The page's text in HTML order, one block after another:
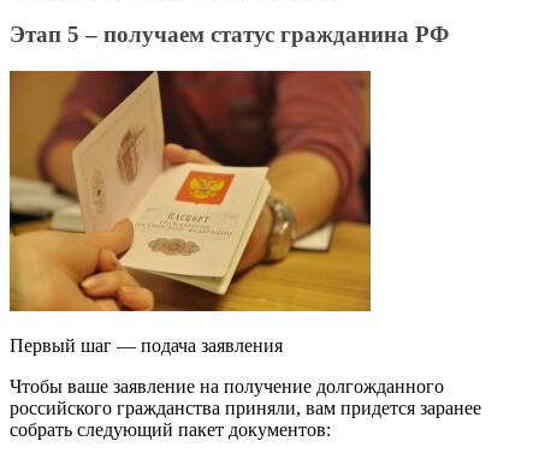
Этап 5 – получаем статус гражданина РФ
Первый шаг — подача заявления
Чтобы ваше заявление на получение долгожданного
российского гражданства приняли, вам придется заранее
собрать следующий пакет документов: